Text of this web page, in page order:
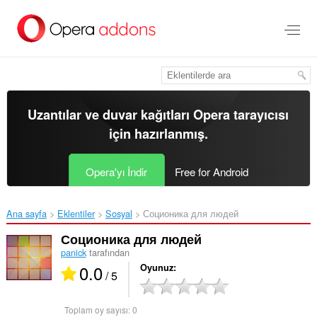
içeriğe
Uzantılar ve duvar kağıtlarıOpera tarayıcısı
için hazırlanmış.
Opera'yı İndir Free for Android
Ana sayfa Eklentiler Sosyal Соционика для людей‎
Соционика для людей
panicktarafından
0.0/ 5 Oyunuz
Toplam oy sayısı:0